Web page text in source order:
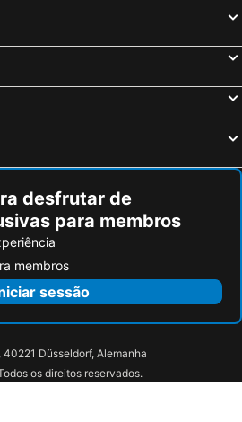
desfrutar de
para membros
membros
sessão
40221 Düsseldorf, Alemanha
os direitos reservados.